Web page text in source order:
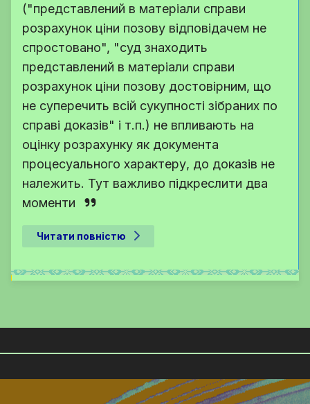
("представлений в матеріали справи
розрахунок ціни позову відповідачем не
спростовано", "суд знаходить
представлений в матеріали справи
розрахунок ціни позову достовірним, що
не суперечить всій сукупності зібраних по
справі доказів" і т.п.) не впливають на
оцінку розрахунку як документа
процесуального характеру, до доказів не
належить. Тут важливо підкреслити два
моменти
Читати повністю